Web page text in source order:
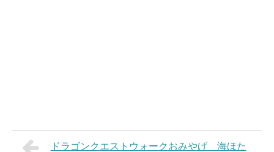
ドラゴンクエストウォークおみやげ 海ほた